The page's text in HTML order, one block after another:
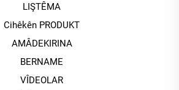
LIŞTÊMA
Cihêkên PRODUKT
AMÂDEKIRINA
BERNAME
VÎDEOLAR